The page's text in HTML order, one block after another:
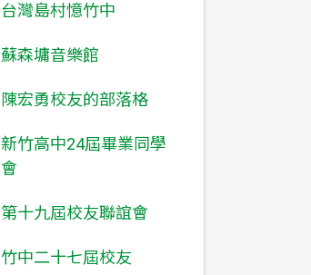
台灣島村憶竹中
蘇森墉音樂館
陳宏勇校友的部落格
新竹高中24屆畢業同學
會
第十九屆校友聯誼會
竹中二十七屆校友